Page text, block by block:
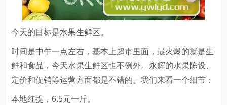
今天的目标是水果生鲜区。
时间是中午一点左右，基本上超市里面，最火爆的就是生
鲜和食品，今天水果生鲜区也不例外。永辉的水果陈设、
定价和促销等运营方面都是不错的。我们来看一个细节：
本地红提，6.5元一斤。